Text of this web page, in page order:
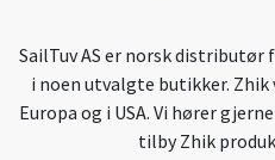
SailTuv AS er norsk
i noen utvalgte butikker. Zhik
Europa og i USA. Vi hører
tilby Zhik